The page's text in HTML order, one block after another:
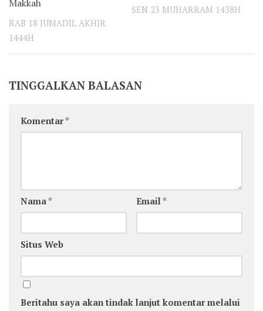
Makkah
RAB 18 JUMADIL AKHIR
1444H
SEN 23 MUHARRAM 1438H
TINGGALKAN BALASAN
Komentar*
Nama * Email *
Situs Web
Beritahu saya akan tindak lanjut komentar melalui